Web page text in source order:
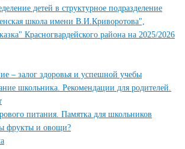
детей в структурное подразделение
школа имени В.И.Криворотова",
Красногвардейского района на 2025/2026
– залог здоровья и успешной учебы
школьника. Рекомендации для родителей.
питания. Памятка для школьников
фрукты и овощи?